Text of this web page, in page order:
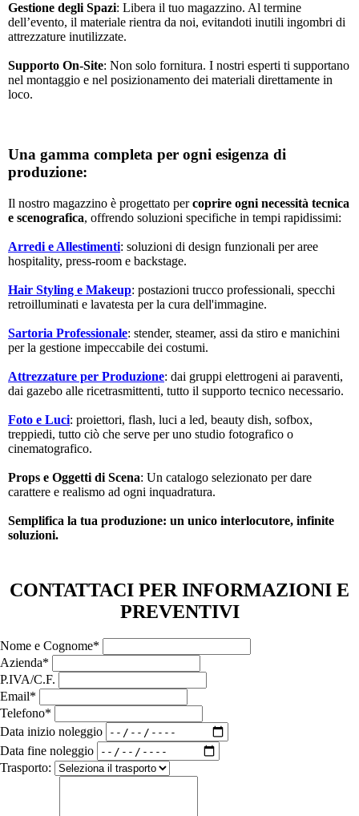
Gestione degli Spazi: Libera il tuo magazzino. Al termine
dell’evento, il materiale rientra da noi, evitandoti inutili ingombri di
attrezzature inutilizzate.
Supporto On-Site: Non solo fornitura. I nostri esperti ti supportano
nel montaggio e nel posizionamento dei materiali direttamente in
loco.
Una gamma completa per ogni esigenza di
produzione:
Il nostro magazzino è progettato percoprire ogni necessità tecnica
e scenografica, offrendo soluzioni specifiche in tempi rapidissimi:
Arredi e Allestimenti: soluzioni di design funzionali per aree
hospitality, press-room e backstage.
Hair Styling e Makeup: postazioni trucco professionali, specchi
retroilluminati e lavatesta per la cura dell'immagine.
Sartoria Professionale: stender, steamer, assi da stiro e manichini
per la gestione impeccabile dei costumi.
Attrezzature per Produzione: dai gruppi elettrogeni ai paraventi,
dai gazebo alle ricetrasmittenti, tutto il supporto tecnico necessario.
Foto e Luci: proiettori, flash, luci a led, beauty dish, sofbox,
treppiedi, tutto ciò che serve per uno studio fotografico o
cinematografico.
Props e Oggetti di Scena: Un catalogo selezionato per dare
carattere e realismo ad ogni inquadratura.
Semplifica la tua produzione: un unico interlocutore, infinite
soluzioni.
CONTATTACI PER INFORMAZIONI E
PREVENTIVI
Nome e Cognome*
Azienda*
P.IVA/C.F.
Email*
Telefono*
Data inizio noleggio
Data fine noleggio
Trasporto: